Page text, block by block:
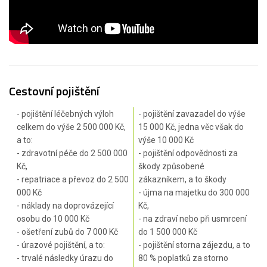
Cestovní pojištění
- pojištění léčebných výloh
celkem do výše 2 500 000 Kč,
a to:
- zdravotní péče do 2 500 000
Kč,
- repatriace a převoz do 2 500
000 Kč
- náklady na doprovázející
osobu do 10 000 Kč
- ošetření zubů do 7 000 Kč
- úrazové pojištění, a to:
- trvalé následky úrazu do
- pojištění zavazadel do výše
15 000 Kč, jedna věc však do
výše 10 000 Kč
- pojištění odpovědnosti za
škody způsobené
zákazníkem, a to škody
- újma na majetku do 300 000
Kč,
- na zdraví nebo při usmrcení
do 1 500 000 Kč
- pojištění storna zájezdu, a to
80 % poplatků za storno